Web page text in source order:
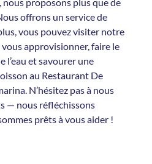
offrons un service de
vous pouvez visiter notre
approvisionner, faire le
l’eau et savourer une
au Restaurant De
N’hésitez pas à nous
— nous réfléchissons
prêts à vous aider !